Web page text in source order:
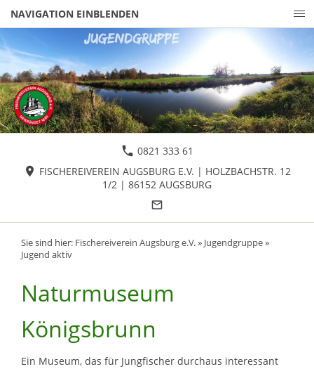
NAVIGATION EINBLENDEN
0821 333 61
FISCHEREIVEREIN AUGSBURG E.V. | HOLZBACHSTR. 12
1/2 | 86152 AUGSBURG
Sie sind hier: Fischereiverein Augsburg e.V.» Jugendgruppe»
Jugend aktiv
Naturmuseum
Königsbrunn
Ein Museum, das für Jungfischer durchaus interessant